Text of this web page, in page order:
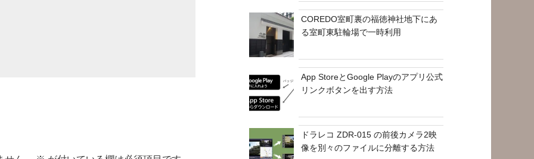
COREDO室町裏の福徳神社地下にあ
る室町東駐輪場で一時利用
App StoreとGoogle Playのアプリ公式
リンクボタンを出す方法
ドラレコ ZDR-015 の前後カメラ2映
像を別々のファイルに分離する方法